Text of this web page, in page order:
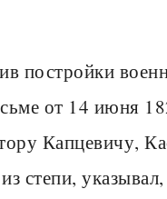
постройки
от 14 июня
Капцевичу,
степи,